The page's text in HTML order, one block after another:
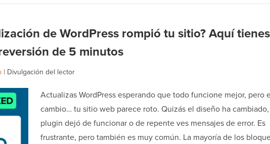
de WordPress rompió tu sitio? Aquí tienes
de 5 minutos
| Divulgación del lector
Actualizas WordPress esperando que todo funcione mejor, pero
cambio… tu sitio web parece roto. Quizás el diseño ha
plugin dejó de funcionar o de repente ves mensajes de error. Es
frustrante, pero también es muy común. La mayoría de los